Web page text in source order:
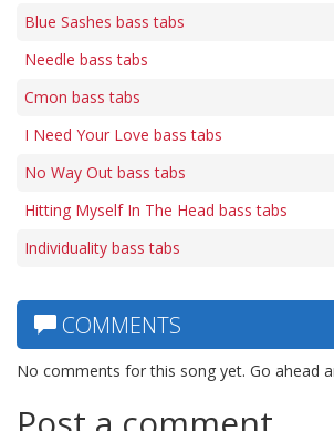
Blue Sashes bass tabs
Needle bass tabs
Cmon bass tabs
I Need Your Love bass tabs
No Way Out bass tabs
Hitting Myself In The Head bass tabs
Individuality bass tabs
COMMENTS
No comments for this song yet. Go ahead